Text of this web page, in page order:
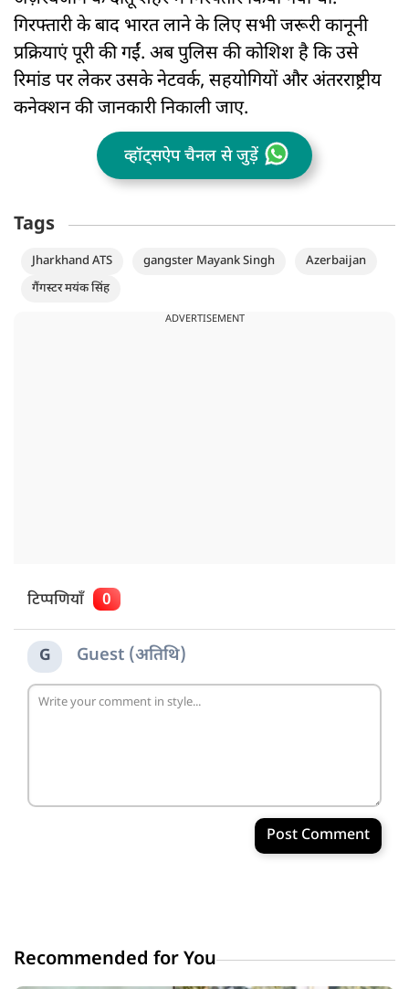
गिरफ्तारी के बाद भारत लाने के लिए सभी जरूरी कानूनी
प्रक्रियाएं पूरी की गईं. अब पुलिस की कोशिश है कि उसे
रिमांड पर लेकर उसके नेटवर्क, सहयोगियों और अंतरराष्ट्रीय
कनेक्शन की जानकारी निकाली जाए.
व्हॉट्सऐप चैनल से जुड़ें
Tags
Jharkhand ATS gangster Mayank Singh
Azerbaijan
गैंगस्टर मयंक सिंह
ADVERTISEMENT
टिप्पणियाँ 0
G Guest (अतिथि)
Post Comment
Recommended for You